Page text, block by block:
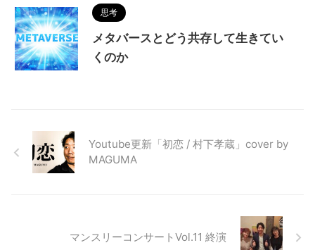
思考
メタバースとどう共存して生きてい
くのか
Youtube更新「初恋 / 村下孝蔵」cover by
MAGUMA
マンスリーコンサートVol.11 終演